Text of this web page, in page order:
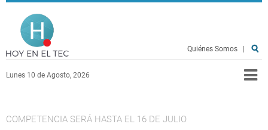
Pasar al contenido principal
Lunes 10 de Agosto, 2026
Quiénes Somos
COMPETENCIA SERÁ HASTA EL 16 DE JULIO